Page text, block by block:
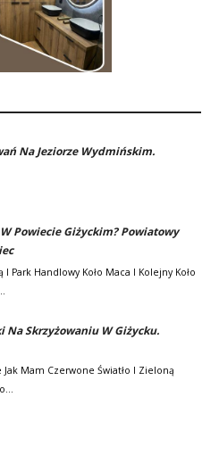
Na Jeziorze Wydmińskim.
Powiecie Giżyckim? Powiatowy
Park Handlowy Koło Maca I Kolejny Koło
Na Skrzyżowaniu W Giżycku.
Jak Mam Czerwone Światło I Zieloną